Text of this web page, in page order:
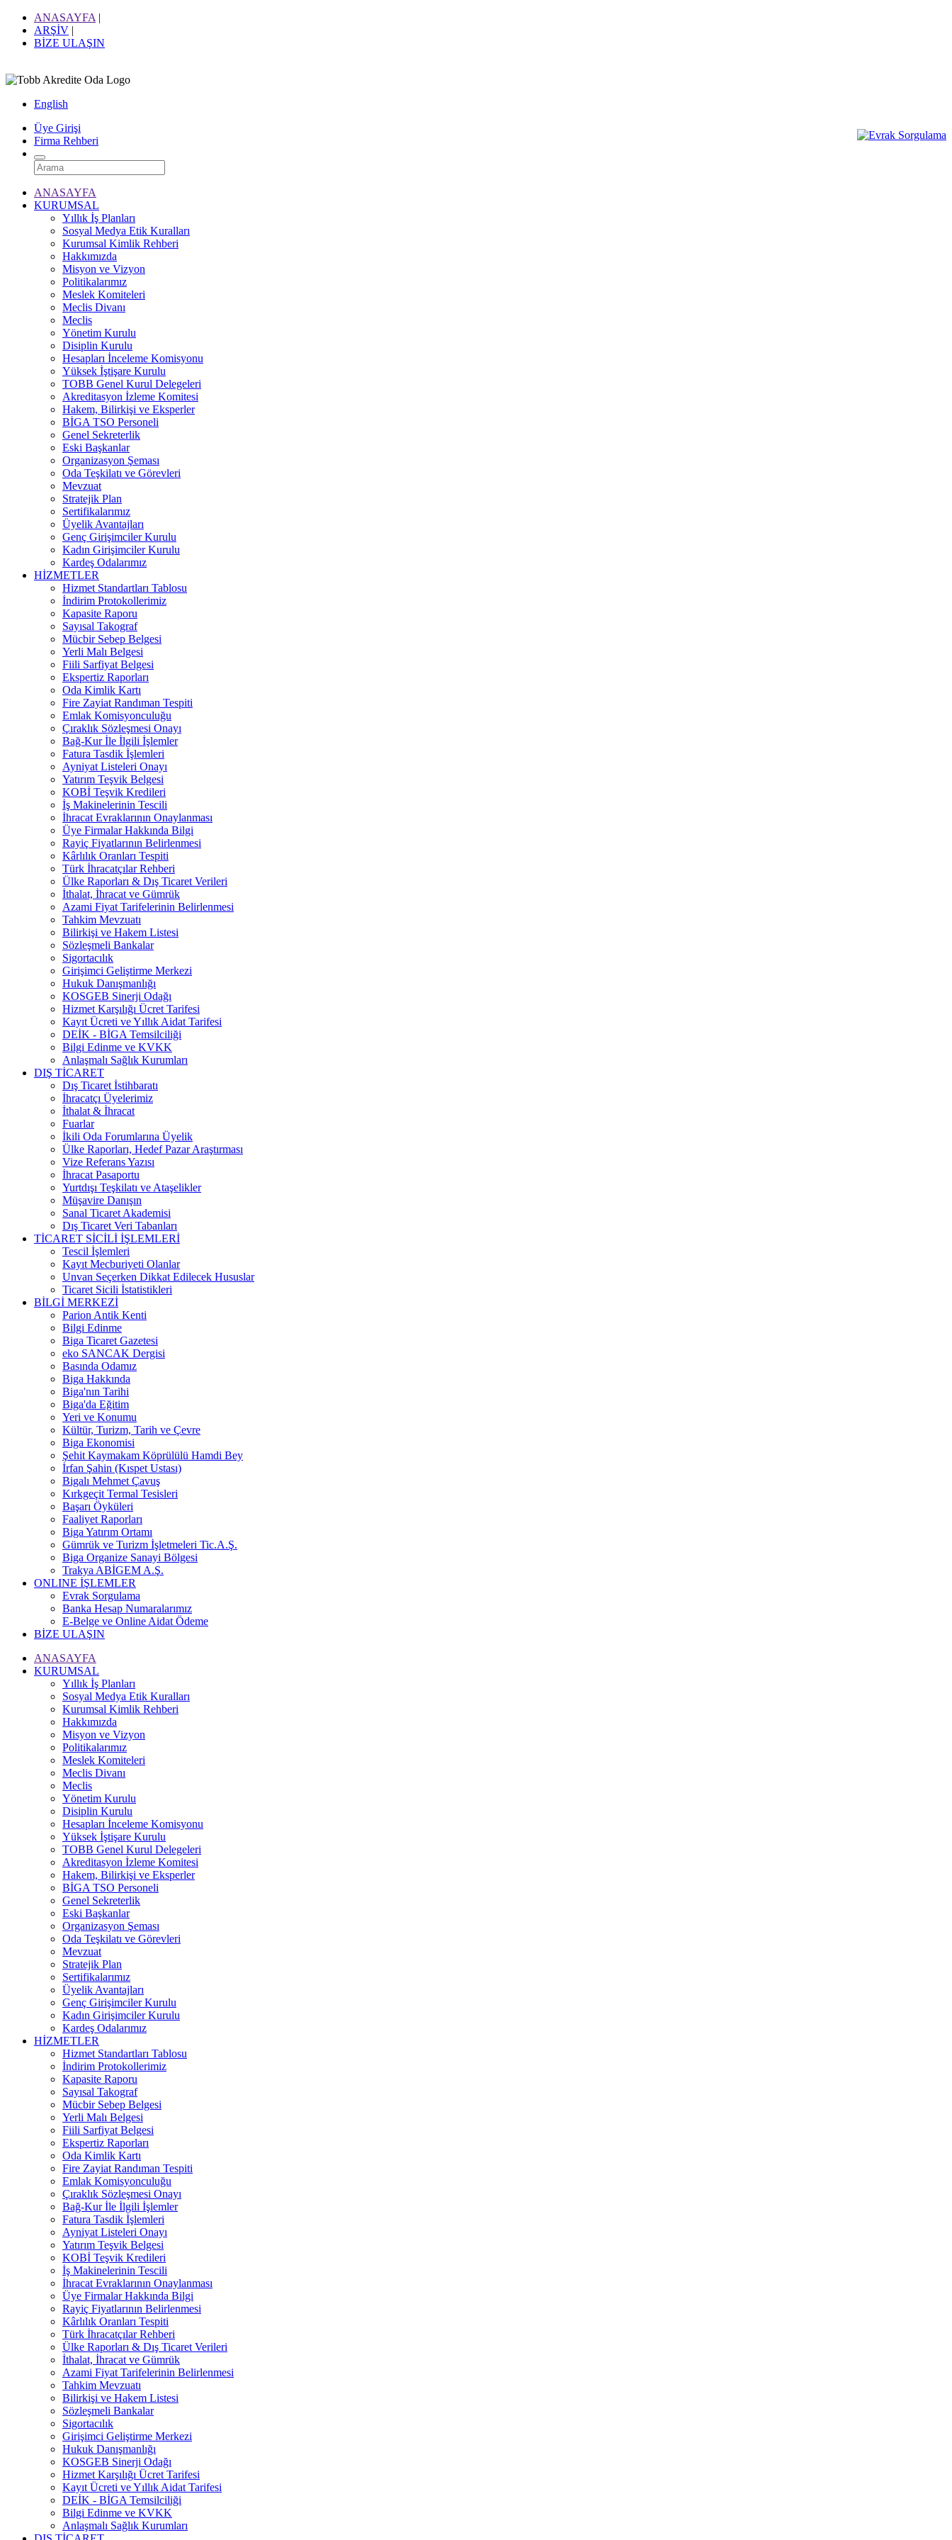
ANASAYFA |
ARŞİV |
BİZE ULAŞIN
English
Üye Girişi
Firma Rehberi
ANASAYFA
KURUMSAL
Yıllık İş Planları
Sosyal Medya Etik Kuralları
Kurumsal Kimlik Rehberi
Hakkımızda
Misyon ve Vizyon
Politikalarımız
Meslek Komiteleri
Meclis Divanı
Meclis
Yönetim Kurulu
Disiplin Kurulu
Hesapları İnceleme Komisyonu
Yüksek İştişare Kurulu
TOBB Genel Kurul Delegeleri
Akreditasyon İzleme Komitesi
Hakem, Bilirkişi ve Eksperler
BİGA TSO Personeli
Genel Sekreterlik
Eski Başkanlar
Organizasyon Şeması
Oda Teşkilatı ve Görevleri
Mevzuat
Stratejik Plan
Sertifikalarımız
Üyelik Avantajları
Genç Girişimciler Kurulu
Kadın Girişimciler Kurulu
Kardeş Odalarımız
HİZMETLER
Hizmet Standartları Tablosu
İndirim Protokollerimiz
Kapasite Raporu
Sayısal Takograf
Mücbir Sebep Belgesi
Yerli Malı Belgesi
Fiili Sarfiyat Belgesi
Ekspertiz Raporları
Oda Kimlik Kartı
Fire Zayiat Randıman Tespiti
Emlak Komisyonculuğu
Çıraklık Sözleşmesi Onayı
Bağ-Kur İle İlgili İşlemler
Fatura Tasdik İşlemleri
Ayniyat Listeleri Onayı
Yatırım Teşvik Belgesi
KOBİ Teşvik Kredileri
İş Makinelerinin Tescili
İhracat Evraklarının Onaylanması
Üye Firmalar Hakkında Bilgi
Rayiç Fiyatlarının Belirlenmesi
Kârlılık Oranları Tespiti
Türk İhracatçılar Rehberi
Ülke Raporları & Dış Ticaret Verileri
İthalat, İhracat ve Gümrük
Azami Fiyat Tarifelerinin Belirlenmesi
Tahkim Mevzuatı
Bilirkişi ve Hakem Listesi
Sözleşmeli Bankalar
Sigortacılık
Girişimci Geliştirme Merkezi
Hukuk Danışmanlığı
KOSGEB Sinerji Odağı
Hizmet Karşılığı Ücret Tarifesi
Kayıt Ücreti ve Yıllık Aidat Tarifesi
DEİK - BİGA Temsilciliği
Bilgi Edinme ve KVKK
Anlaşmalı Sağlık Kurumları
DIŞ TİCARET
Dış Ticaret İstihbaratı
İhracatçı Üyelerimiz
İthalat & İhracat
Fuarlar
İkili Oda Forumlarına Üyelik
Ülke Raporları, Hedef Pazar Araştırması
Vize Referans Yazısı
İhracat Pasaportu
Yurtdışı Teşkilatı ve Ataşelikler
Müşavire Danışın
Sanal Ticaret Akademisi
Dış Ticaret Veri Tabanları
TİCARET SİCİLİ İŞLEMLERİ
Tescil İşlemleri
Kayıt Mecburiyeti Olanlar
Unvan Seçerken Dikkat Edilecek Hususlar
Ticaret Sicili İstatistikleri
BİLGİ MERKEZİ
Parion Antik Kenti
Bilgi Edinme
Biga Ticaret Gazetesi
eko SANCAK Dergisi
Basında Odamız
Biga Hakkında
Biga'nın Tarihi
Biga'da Eğitim
Yeri ve Konumu
Kültür, Turizm, Tarih ve Çevre
Biga Ekonomisi
Şehit Kaymakam Köprülülü Hamdi Bey
İrfan Şahin (Kıspet Ustası)
Bigalı Mehmet Çavuş
Kırkgeçit Termal Tesisleri
Başarı Öyküleri
Faaliyet Raporları
Biga Yatırım Ortamı
Gümrük ve Turizm İşletmeleri Tic.A.Ş.
Biga Organize Sanayi Bölgesi
Trakya ABİGEM A.Ş.
ONLINE İŞLEMLER
Evrak Sorgulama
Banka Hesap Numaralarımız
E-Belge ve Online Aidat Ödeme
BİZE ULAŞIN
ANASAYFA
KURUMSAL
Yıllık İş Planları
Sosyal Medya Etik Kuralları
Kurumsal Kimlik Rehberi
Hakkımızda
Misyon ve Vizyon
Politikalarımız
Meslek Komiteleri
Meclis Divanı
Meclis
Yönetim Kurulu
Disiplin Kurulu
Hesapları İnceleme Komisyonu
Yüksek İştişare Kurulu
TOBB Genel Kurul Delegeleri
Akreditasyon İzleme Komitesi
Hakem, Bilirkişi ve Eksperler
BİGA TSO Personeli
Genel Sekreterlik
Eski Başkanlar
Organizasyon Şeması
Oda Teşkilatı ve Görevleri
Mevzuat
Stratejik Plan
Sertifikalarımız
Üyelik Avantajları
Genç Girişimciler Kurulu
Kadın Girişimciler Kurulu
Kardeş Odalarımız
HİZMETLER
Hizmet Standartları Tablosu
İndirim Protokollerimiz
Kapasite Raporu
Sayısal Takograf
Mücbir Sebep Belgesi
Yerli Malı Belgesi
Fiili Sarfiyat Belgesi
Ekspertiz Raporları
Oda Kimlik Kartı
Fire Zayiat Randıman Tespiti
Emlak Komisyonculuğu
Çıraklık Sözleşmesi Onayı
Bağ-Kur İle İlgili İşlemler
Fatura Tasdik İşlemleri
Ayniyat Listeleri Onayı
Yatırım Teşvik Belgesi
KOBİ Teşvik Kredileri
İş Makinelerinin Tescili
İhracat Evraklarının Onaylanması
Üye Firmalar Hakkında Bilgi
Rayiç Fiyatlarının Belirlenmesi
Kârlılık Oranları Tespiti
Türk İhracatçılar Rehberi
Ülke Raporları & Dış Ticaret Verileri
İthalat, İhracat ve Gümrük
Azami Fiyat Tarifelerinin Belirlenmesi
Tahkim Mevzuatı
Bilirkişi ve Hakem Listesi
Sözleşmeli Bankalar
Sigortacılık
Girişimci Geliştirme Merkezi
Hukuk Danışmanlığı
KOSGEB Sinerji Odağı
Hizmet Karşılığı Ücret Tarifesi
Kayıt Ücreti ve Yıllık Aidat Tarifesi
DEİK - BİGA Temsilciliği
Bilgi Edinme ve KVKK
Anlaşmalı Sağlık Kurumları